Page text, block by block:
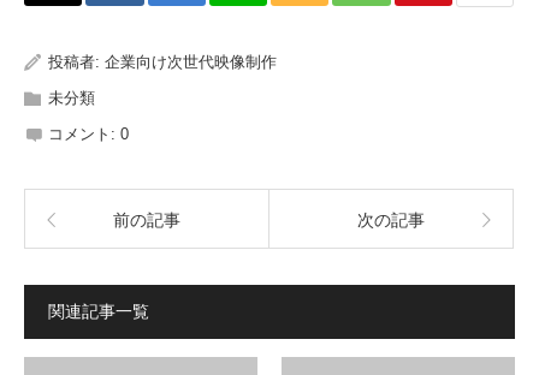
投稿者: 企業向け次世代映像制作
未分類
コメント: 0
前の記事 次の記事
関連記事一覧